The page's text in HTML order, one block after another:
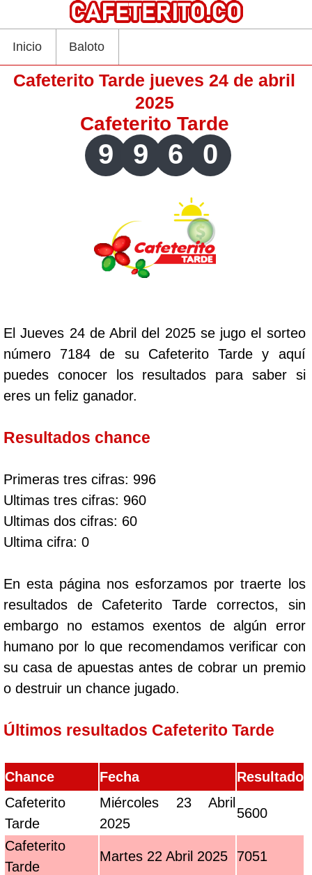
Inicio Baloto
Cafeterito Tarde jueves 24 de abril
2025
Cafeterito Tarde
9 9 6 0
El Jueves 24 de Abril del 2025 se jugo el sorteo
número 7184 de su Cafeterito Tarde y aquí
puedes conocer los resultados para saber si
eres un feliz ganador.
Resultados chance
Primeras tres cifras: 996
Ultimas tres cifras: 960
Ultimas dos cifras: 60
Ultima cifra: 0
En esta página nos esforzamos por traerte los
resultados de Cafeterito Tarde correctos, sin
embargo no estamos exentos de algún error
humano por lo que recomendamos verificar con
su casa de apuestas antes de cobrar un premio
o destruir un chance jugado.
Últimos resultados Cafeterito Tarde
Chance Fecha
Resultado
Cafeterito
Tarde
Miércoles 23 Abril
2025
5600
Cafeterito
Tarde
Martes 22 Abril 2025 7051